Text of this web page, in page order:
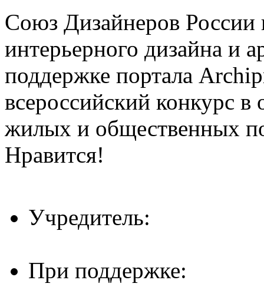
Союз Дизайнеров России
интерьерного дизайна и
поддержке портала
всероссийский конкурс в
жилых и общественных
Нравится!
Учредитель:
При поддержке: